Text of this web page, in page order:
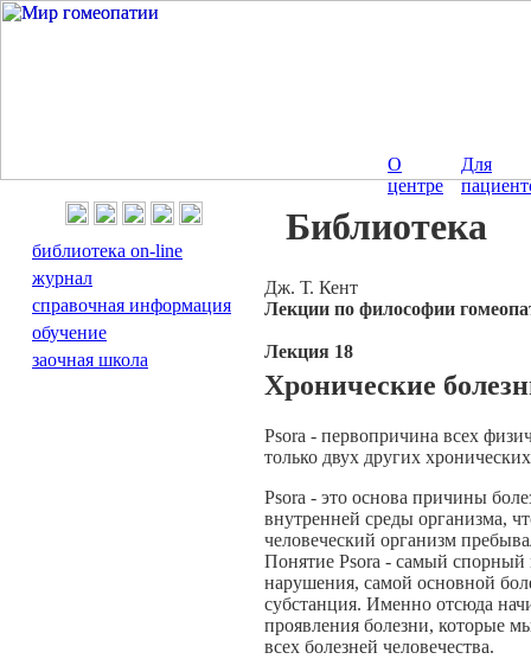
О
центре
Для
Библиотека
Дж. Т. Кент
Лекции по философии
Лекция 18
Хронические
Psora - первопричина всех
только двух других
Psora - это основа причины
внутренней среды организма,
человеческий организм
Понятие Psora - самый спорный
нарушения, самой основной
субстанция. Именно отсюда
проявления болезни, которые
всех болезней человечества.
библиотека on-line
журнал
справочная информация
обучение
заочная школа